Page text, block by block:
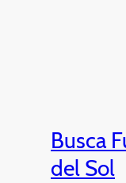
Busca
del Sol